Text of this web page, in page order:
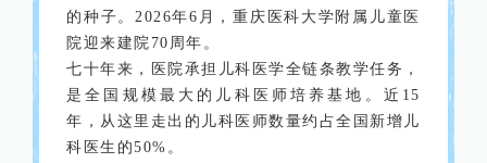
的种子。2026年6月，重庆医科大学附属儿童医
院迎来建院70周年。
七十年来，医院承担儿科医学全链条教学任务，
是全国规模最大的儿科医师培养基地。近15
年，从这里走出的儿科医师数量约占全国新增儿
科医生的50%。